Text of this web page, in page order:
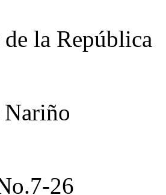
de la República
Nariño
26